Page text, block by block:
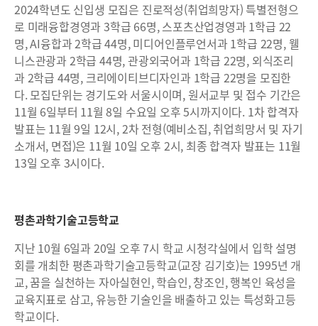
2024학년도 신입생 모집은 진로적성(취업희망자) 특별전형으
로 미래융합경영과 3학급 66명, 스포츠산업경영과 1학급 22
명, AI융합과 2학급 44명, 미디어인플루언서과 1학급 22명, 웰
니스관광과 2학급 44명, 관광외국어과 1학급 22명, 외식조리
과 2학급 44명, 크리에이티브디자인과 1학급 22명을 모집한
다. 모집단위는 경기도와 서울시이며, 원서교부 및 접수 기간은
11월 6일부터 11월 8일 수요일 오후 5시까지이다. 1차 합격자
발표는 11월 9일 12시, 2차 전형(예비소집, 취업희망서 및 자기
소개서, 면접)은 11월 10일 오후 2시, 최종 합격자 발표는 11월
13일 오후 3시이다.
평촌과학기술고등학교
지난 10월 6일과 20일 오후 7시 학교 시청각실에서 입학 설명
회를 개최한 평촌과학기술고등학교(교장 김기호)는 1995년 개
교, 꿈을 실천하는 자아실현인, 학습인, 창조인, 행복인 육성을
교육지표로 삼고, 유능한 기술인을 배출하고 있는 특성화고등
학교이다.